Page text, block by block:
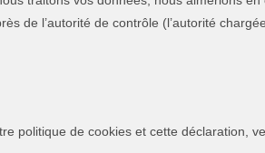
de l’autorité de contrôle (l’autorité
politique de cookies et cette déclaration,